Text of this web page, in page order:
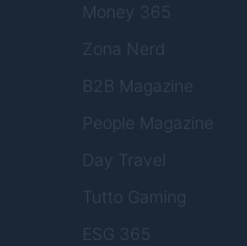
Money 365
Zona Nerd
B2B Magazine
People Magazine
Day Travel
Tutto Gaming
ESG 365